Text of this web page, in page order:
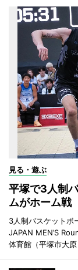
見る・遊ぶ
平塚で3人制
ムがホーム戦
3人制バスケットボ
JAPAN MEN’S
体育館（平塚市大原